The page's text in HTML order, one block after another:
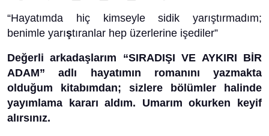
“Hayatımda hiç kimseyle sidik yarıştırmadım;
benimle yarıştıranlar hep üzerlerine işediler”
Değerli arkadaşlarım “SIRADIŞI VE AYKIRI BİR
ADAM” adlı hayatımın romanını yazmakta
olduğum kitabımdan; sizlere bölümler halinde
yayımlama kararı aldım. Umarım okurken keyif
alırsınız.